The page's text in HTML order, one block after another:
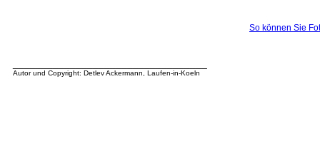
So können Sie
Autor und Copyright: Detlev Ackermann, Laufen-in-Koeln